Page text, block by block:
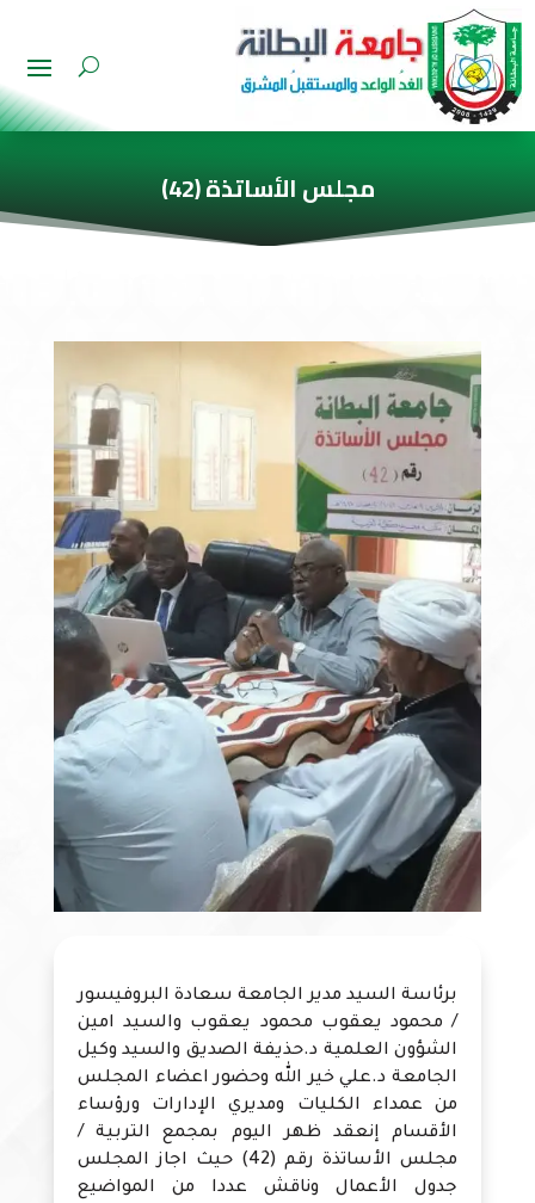
مجلس الأساتذة (42)
برئاسة السيد مدير الجامعة سعادة البروفيسور
/ محمود يعقوب محمود يعقوب والسيد امين
الشؤون العلمية د.حذيفة الصديق والسيد وكيل
الجامعة د.علي خير الله وحضور اعضاء المجلس
من عمداء الكليات ومديري الإدارات ورؤساء
الأقسام إنعقد ظهر اليوم بمجمع التربية /
مجلس الأساتذة رقم (42) حيث اجاز المجلس
جدول الأعمال وناقش عددا من المواضيع